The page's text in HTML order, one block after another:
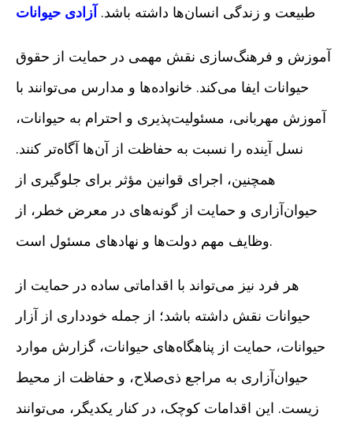
طبیعت و زندگی انسان‌ها داشته باشد.آزادی حیوانات
آموزش و فرهنگ‌سازی نقش مهمی در حمایت از حقوق
حیوانات ایفا می‌کند. خانواده‌ها و مدارس می‌توانند با
آموزش مهربانی، مسئولیت‌پذیری و احترام به حیوانات،
نسل آینده را نسبت به حفاظت از آن‌ها آگاه‌تر کنند.
همچنین، اجرای قوانین مؤثر برای جلوگیری از
حیوان‌آزاری و حمایت از گونه‌های در معرض خطر، از
وظایف مهم دولت‌ها و نهادهای مسئول است.
هر فرد نیز می‌تواند با اقداماتی ساده در حمایت از
حیوانات نقش داشته باشد؛ از جمله خودداری از آزار
حیوانات، حمایت از پناهگاه‌های حیوانات، گزارش موارد
حیوان‌آزاری به مراجع ذی‌صلاح، و حفاظت از محیط
زیست. این اقدامات کوچک، در کنار یکدیگر، می‌توانند